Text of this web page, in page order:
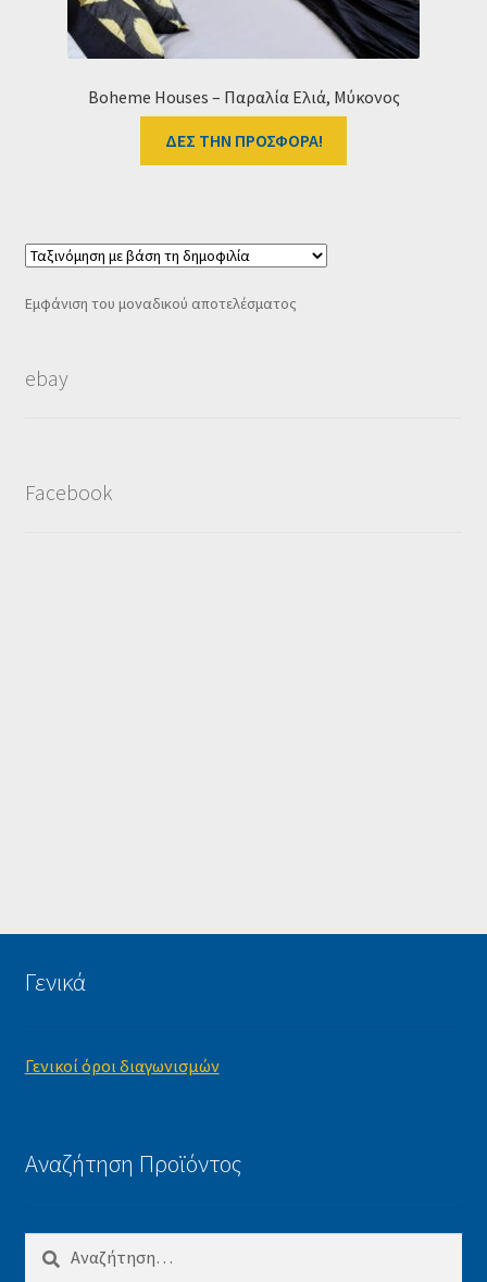
Boheme Houses – Παραλία Ελιά, Μύκονος
ΔΕΣ ΤΗΝ ΠΡΟΣΦΟΡΑ!
Εμφάνιση του μοναδικού αποτελέσματος
ebay
Facebook
Γενικά
Γενικοί όροι διαγωνισμών
Αναζήτηση Προϊόντος
Αναζήτηση